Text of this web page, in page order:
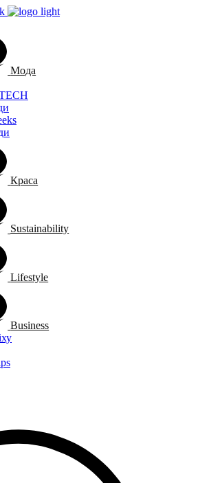
Мода
Краса
Sustainability
Lifestyle
Business